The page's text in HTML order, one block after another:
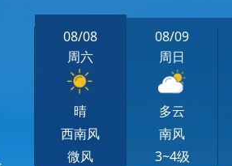
08/08
周六
晴
西南风
微风
08/09
周日
多云
南风
3~4级